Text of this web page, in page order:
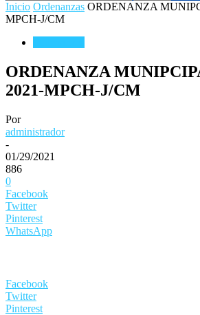
Inicio Ordenanzas ORDENANZA
MPCH-J/CM
ORDENANZA
2021-MPCH-J/CM
Por
administrador
-
01/29/2021
886
0
Facebook
Twitter
Pinterest
WhatsApp
Facebook
Twitter
Pinterest